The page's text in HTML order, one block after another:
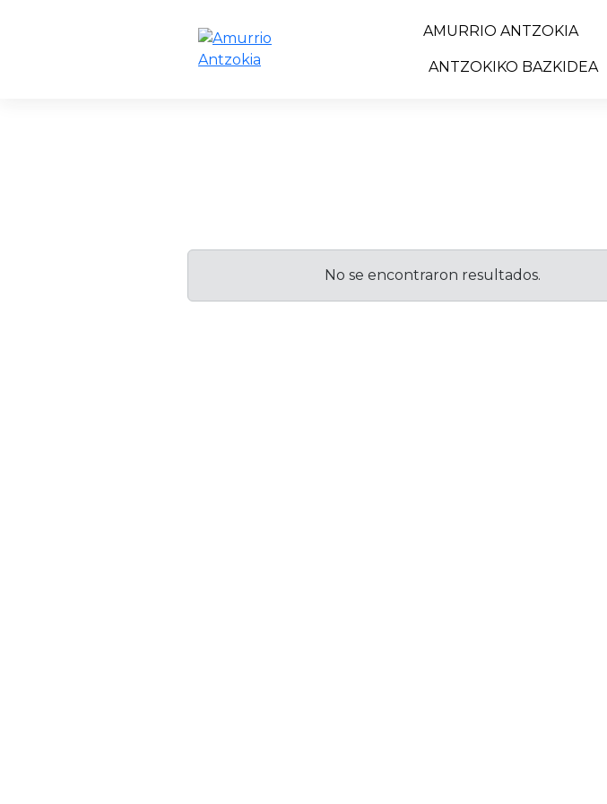
AMURRIO ANTZOKIA
ANTZOKIKO BAZKIDEA
No se encontraron resultados.